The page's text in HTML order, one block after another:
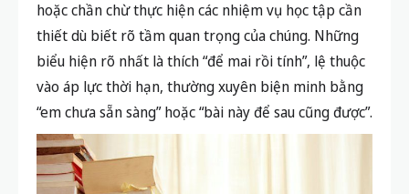
hoặc chần chừ thực hiện các nhiệm vụ học tập cần
thiết dù biết rõ tầm quan trọng của chúng. Những
biểu hiện rõ nhất là thích “để mai rồi tính”, lệ thuộc
vào áp lực thời hạn, thường xuyên biện minh bằng
“em chưa sẵn sàng” hoặc “bài này để sau cũng được”.